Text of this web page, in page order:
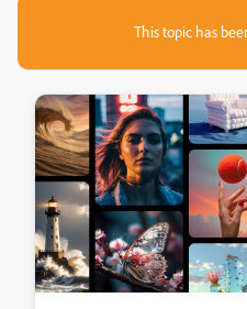
This topic has